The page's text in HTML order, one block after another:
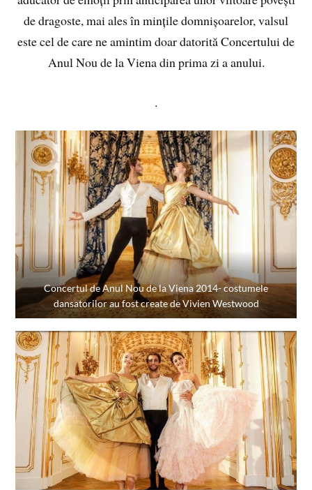
de dragoste, mai ales în mințile domnișoarelor, valsul
este cel de care ne amintim doar datorită Concertului de
Anul Nou de la Viena din prima zi a anului.
.
Concertul de Anul Nou de la Viena 2014- costumele
dansatorilor au fost create de Vivien Westwood